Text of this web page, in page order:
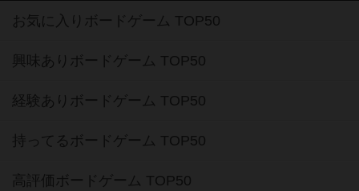
お気に入りボードゲーム TOP50
興味ありボードゲーム TOP50
経験ありボードゲーム TOP50
持ってるボードゲーム TOP50
高評価ボードゲーム TOP50